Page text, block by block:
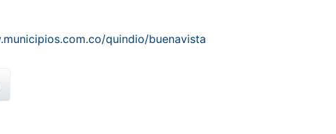
quindio/buenavista